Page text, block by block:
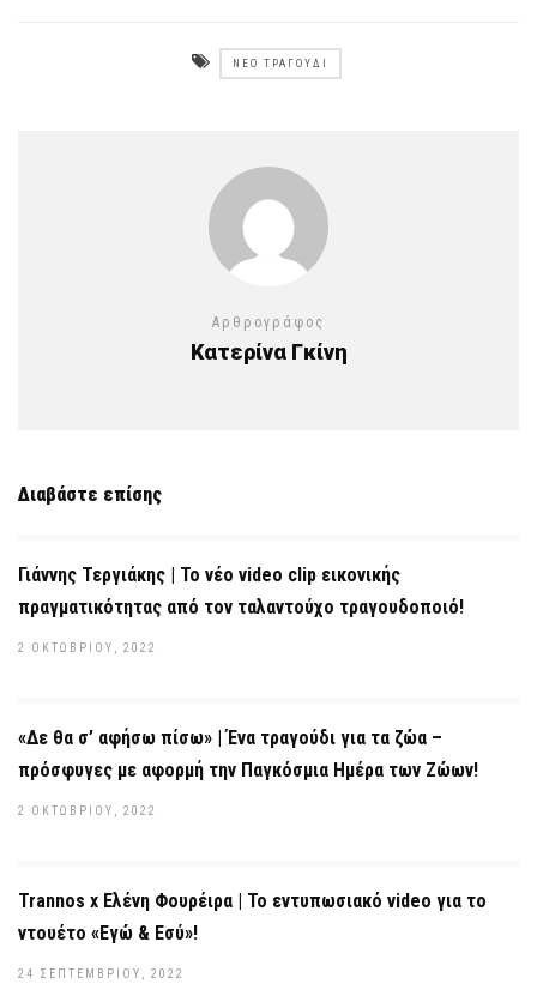
ΝΈΟ ΤΡΑΓΟΎΔΙ
Αρθρογράφος
Κατερίνα Γκίνη
Διαβάστε επίσης
Γιάννης Τεργιάκης | Το νέο video clip εικονικής
πραγματικότητας από τον ταλαντούχο τραγουδοποιό!
2 ΟΚΤΩΒΡΊΟΥ, 2022
«Δε θα σ’ αφήσω πίσω» | Ένα τραγούδι για τα ζώα –
πρόσφυγες με αφορμή την Παγκόσμια Ημέρα των Ζώων!
2 ΟΚΤΩΒΡΊΟΥ, 2022
Trannos x Ελένη Φουρέιρα | Το εντυπωσιακό video για το
ντουέτο «Εγώ & Εσύ»!
24 ΣΕΠΤΕΜΒΡΊΟΥ, 2022